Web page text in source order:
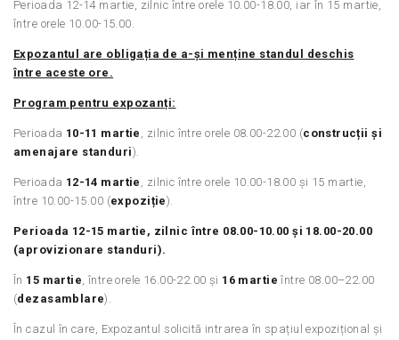
Perioada 12-14 martie, zilnic între orele 10.00-18.00, iar în 15 martie,
între orele 10.00-15.00.
Expozantul are obligația de a-și menține standul deschis
între aceste ore.
Program pentru expozanți:
Perioada 10-11 martie , zilnic între orele 08.00-22.00 (construcții și
amenajare standuri).
Perioada 12-14 martie , zilnic între orele 10.00-18.00 și 15 martie,
între 10.00-15.00 (expoziție).
Perioada 12-15 martie, zilnic între 08.00-10.00 și 18.00-20.00
(aprovizionare standuri).
În 15 martie, între orele 16.00-22.00 și 16 martie între 08.00–22.00
(dezasamblare).
În cazul în care, Expozantul solicită intrarea în spațiul expozițional și